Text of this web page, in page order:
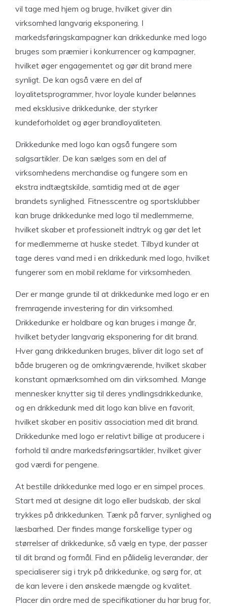
vil tage med hjem og bruge, hvilket giver din
virksomhed langvarig eksponering. I
markedsføringskampagner kan drikkedunke med logo
bruges som præmier i konkurrencer og kampagner,
hvilket øger engagementet og gør dit brand mere
synligt. De kan også være en del af
loyalitetsprogrammer, hvor loyale kunder belønnes
med eksklusive drikkedunke, der styrker
kundeforholdet og øger brandloyaliteten.
Drikkedunke med logo kan også fungere som
salgsartikler. De kan sælges som en del af
virksomhedens merchandise og fungere som en
ekstra indtægtskilde, samtidig med at de øger
brandets synlighed. Fitnesscentre og sportsklubber
kan bruge drikkedunke med logo til medlemmerne,
hvilket skaber et professionelt indtryk og gør det let
for medlemmerne at huske stedet. Tilbyd kunder at
tage deres vand med i en drikkedunk med logo, hvilket
fungerer som en mobil reklame for virksomheden.
Der er mange grunde til at drikkedunke med logo er en
fremragende investering for din virksomhed.
Drikkedunke er holdbare og kan bruges i mange år,
hvilket betyder langvarig eksponering for dit brand.
Hver gang drikkedunken bruges, bliver dit logo set af
både brugeren og de omkringværende, hvilket skaber
konstant opmærksomhed om din virksomhed. Mange
mennesker knytter sig til deres yndlingsdrikkedunke,
og en drikkedunk med dit logo kan blive en favorit,
hvilket skaber en positiv association med dit brand.
Drikkedunke med logo er relativt billige at producere i
forhold til andre markedsføringsartikler, hvilket giver
god værdi for pengene.
At bestille drikkedunke med logo er en simpel proces.
Start med at designe dit logo eller budskab, der skal
trykkes på drikkedunken. Tænk på farver, synlighed og
læsbarhed. Der findes mange forskellige typer og
størrelser af drikkedunke, så vælg en type, der passer
til dit brand og formål. Find en pålidelig leverandør, der
specialiserer sig i tryk på drikkedunke, og sørg for, at
de kan levere i den ønskede mængde og kvalitet.
Placer din ordre med de specifikationer du har brug for,